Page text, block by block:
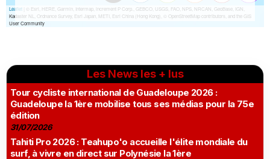
Les News les + lus
Tour cycliste international de Guadeloupe 2026 :
Guadeloupe la 1ère mobilise tous ses médias pour la 75e
édition
31/07/2026
Tahiti Pro 2026 : Teahupo'o accueille l'élite mondiale du
surf, à vivre en direct sur Polynésie la 1ère